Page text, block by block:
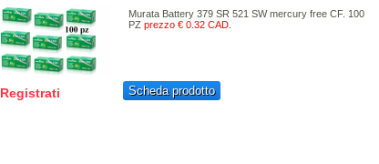
Murata Battery 379 SR 521 SW mercury free CF. 100
PZ prezzo € 0.32 CAD.
Registrati Scheda prodotto